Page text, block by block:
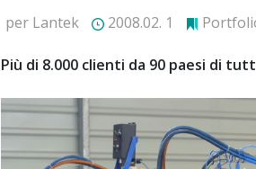
per Lantek 2008.02. 1
Più di 8.000 clienti da 90 paesi di